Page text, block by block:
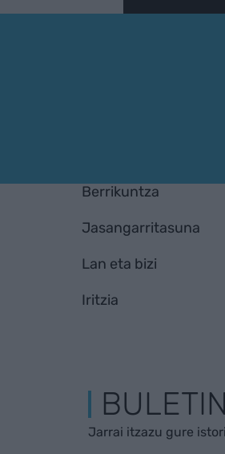
Berrikuntza
Jasangarritasuna
Lan eta bizi
Iritzia
Jarrai itzazu gure